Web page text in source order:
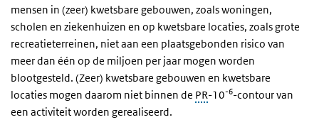
mensen in (zeer) kwetsbare gebouwen, zoals woningen,
scholen en ziekenhuizen en op kwetsbare locaties, zoals grote
recreatieterreinen, niet aan een plaatsgebonden risico van
meer dan één op de miljoen per jaar mogen worden
blootgesteld. (Zeer) kwetsbare gebouwen en kwetsbare
locaties mogen daarom niet binnen de PR-10-6-contour van
een activiteit worden gerealiseerd.